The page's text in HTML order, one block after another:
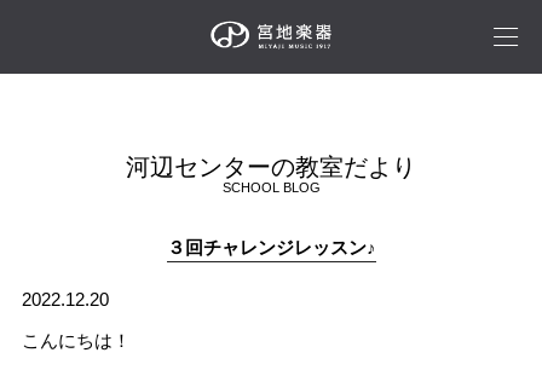
河辺センターの教室だより
SCHOOL BLOG
３回チャレンジレッスン♪
2022.12.20
こんにちは！